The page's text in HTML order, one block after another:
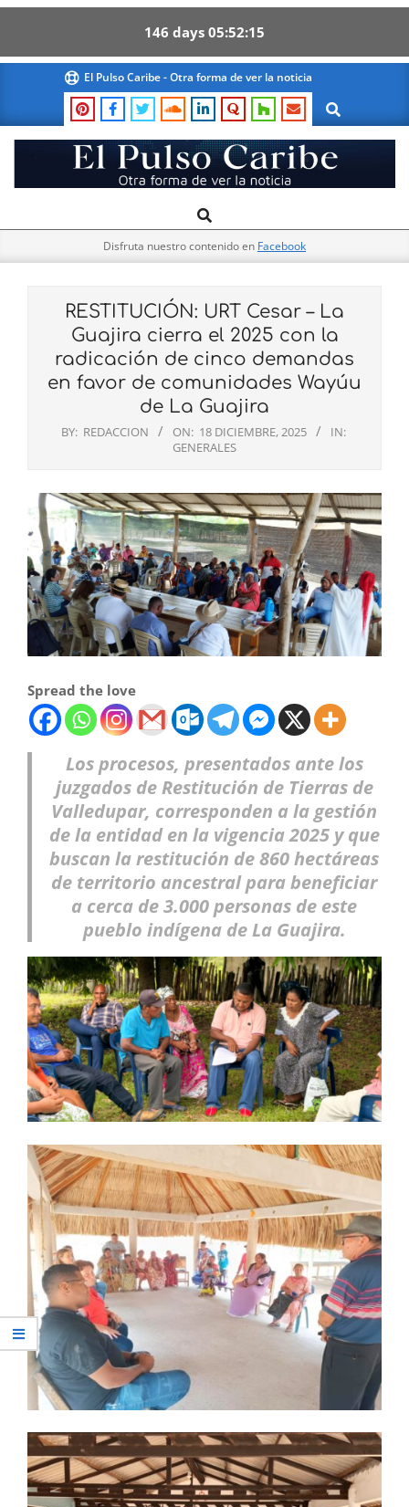
146 days 05 52 14
content
El Pulso Caribe - Otra forma de ver la noticia
Search
El
Pulso
Navigation
Search
Disfruta nuestro contenido en Facebook
RESTITUCIÓN: URT Cesar – La
Guajira cierra el 2025 con la
radicación de cinco demandas
en favor de comunidades Wayúu
de La Guajira
BY: REDACCION ON: 18 DICIEMBRE, 2025
IN:
GENERALES
Spread the love
Los procesos, presentados ante los
juzgados de Restitución de Tierras de
Valledupar, corresponden a la gestión
de la entidad en la vigencia 2025 y que
buscan la restitución de 860 hectáreas
de territorio ancestral para beneficiar
a cerca de 3.000 personas de este
pueblo indígena de La Guajira.